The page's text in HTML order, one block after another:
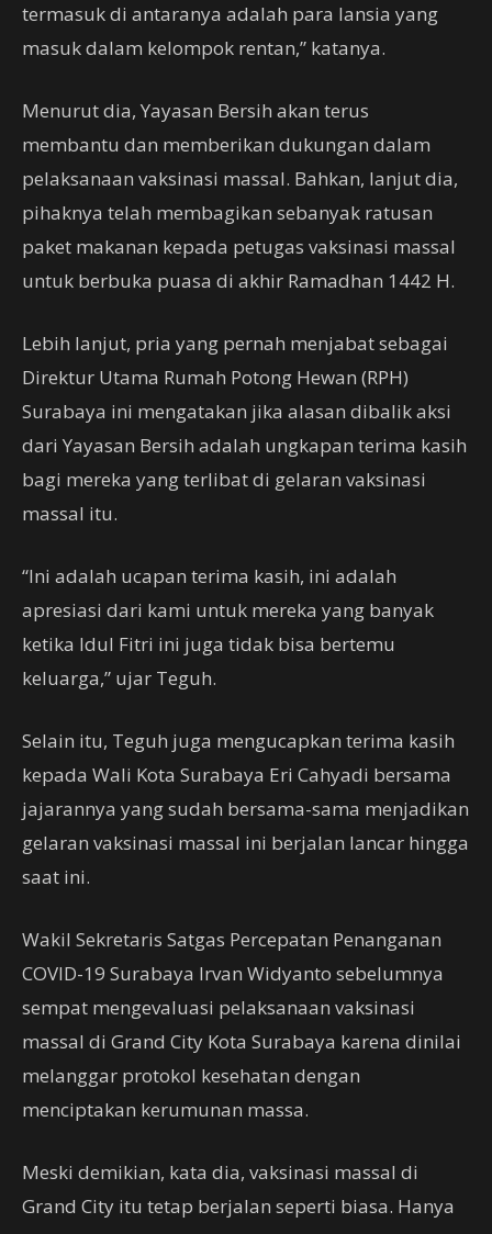
termasuk di antaranya adalah para lansia yang
masuk dalam kelompok rentan,” katanya.
Menurut dia, Yayasan Bersih akan terus
membantu dan memberikan dukungan dalam
pelaksanaan vaksinasi massal. Bahkan, lanjut dia,
pihaknya telah membagikan sebanyak ratusan
paket makanan kepada petugas vaksinasi massal
untuk berbuka puasa di akhir Ramadhan 1442 H.
Lebih lanjut, pria yang pernah menjabat sebagai
Direktur Utama Rumah Potong Hewan (RPH)
Surabaya ini mengatakan jika alasan dibalik aksi
dari Yayasan Bersih adalah ungkapan terima kasih
bagi mereka yang terlibat di gelaran vaksinasi
massal itu.
“Ini adalah ucapan terima kasih, ini adalah
apresiasi dari kami untuk mereka yang banyak
ketika Idul Fitri ini juga tidak bisa bertemu
keluarga,” ujar Teguh.
Selain itu, Teguh juga mengucapkan terima kasih
kepada Wali Kota Surabaya Eri Cahyadi bersama
jajarannya yang sudah bersama-sama menjadikan
gelaran vaksinasi massal ini berjalan lancar hingga
saat ini.
Wakil Sekretaris Satgas Percepatan Penanganan
COVID-19 Surabaya Irvan Widyanto sebelumnya
sempat mengevaluasi pelaksanaan vaksinasi
massal di Grand City Kota Surabaya karena dinilai
melanggar protokol kesehatan dengan
menciptakan kerumunan massa.
Meski demikian, kata dia, vaksinasi massal di
Grand City itu tetap berjalan seperti biasa. Hanya